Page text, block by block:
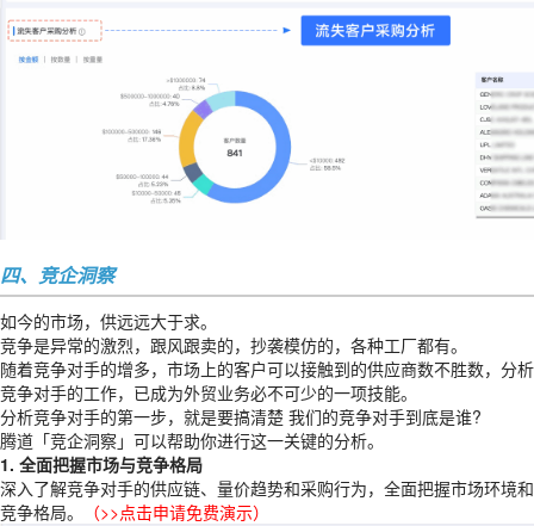
四、竞企洞察
如今的市场，供远远大于求。
竞争是异常的激烈，跟风跟卖的，抄袭模仿的，各种工厂都有。
随着竞争对手的增多，市场上的客户可以接触到的供应商数不胜数，分析
竞争对手的工作，已成为外贸业务必不可少的一项技能。
分析竞争对手的第一步，就是要搞清楚 我们的竞争对手到底是谁?
腾道「竞企洞察」可以帮助你进行这一关键的分析。
1. 全面把握市场与竞争格局
深入了解竞争对手的供应链、量价趋势和采购行为，全面把握市场环境和
竞争格局。
（>>点击申请免费演示）